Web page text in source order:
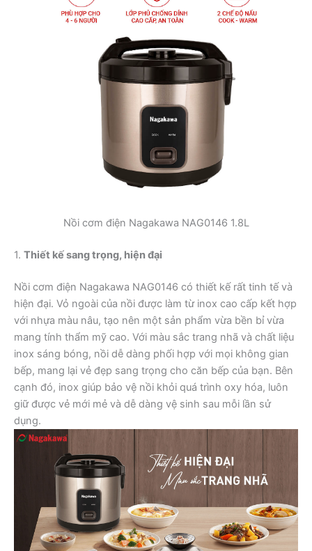
Nồi cơm điện Nagakawa NAG0146 1.8L
1. Thiết kế sang trọng, hiện đại
Nồi cơm điện Nagakawa NAG0146 có thiết kế rất tinh tế và
hiện đại. Vỏ ngoài của nồi được làm từ inox cao cấp kết hợp
với nhựa màu nâu, tạo nên một sản phẩm vừa bền bỉ vừa
mang tính thẩm mỹ cao. Với màu sắc trang nhã và chất liệu
inox sáng bóng, nồi dễ dàng phối hợp với mọi không gian
bếp, mang lại vẻ đẹp sang trọng cho căn bếp của bạn. Bên
cạnh đó, inox giúp bảo vệ nồi khỏi quá trình oxy hóa, luôn
giữ được vẻ mới mẻ và dễ dàng vệ sinh sau mỗi lần sử
dụng.